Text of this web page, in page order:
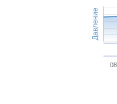
Давление